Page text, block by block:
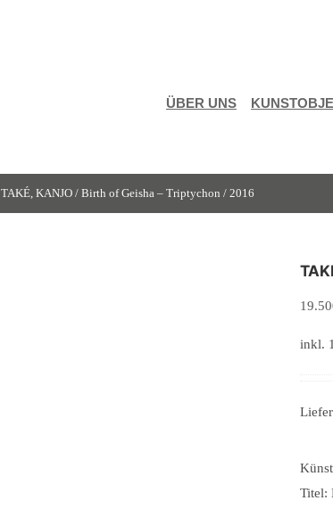
ÜBER UNS
TAKÉ, KANJO / Birth of Geisha – Triptychon / 2016
inkl.
Titel: